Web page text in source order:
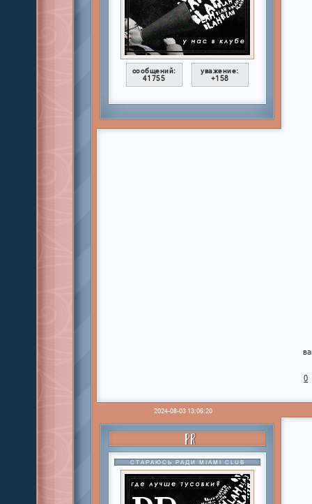
сообщений:
41755
уважение:
+158
0
2024-08-03 13:06:20
PR
СТАРАЮСЬ РАДИ MIAMI CLUB